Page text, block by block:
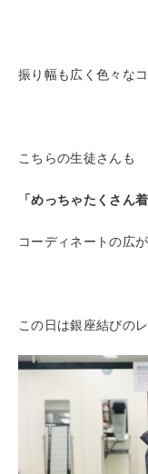
振り幅も広く色々な
こちらの生徒さんも
「めっちゃたくさん
コーディネートの広
この日は銀座結びのレ